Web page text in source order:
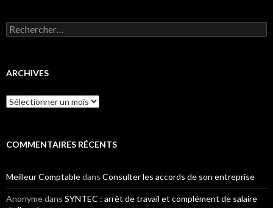
Rechercher :
ARCHIVES
Archives
COMMENTAIRES RÉCENTS
Meilleur Comptabledans Consulter les accords de son entreprise
Anonymedans SYNTEC : arrêt de travail et complément de salaire